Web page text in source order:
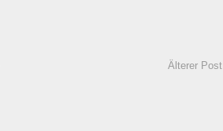
Älterer Post